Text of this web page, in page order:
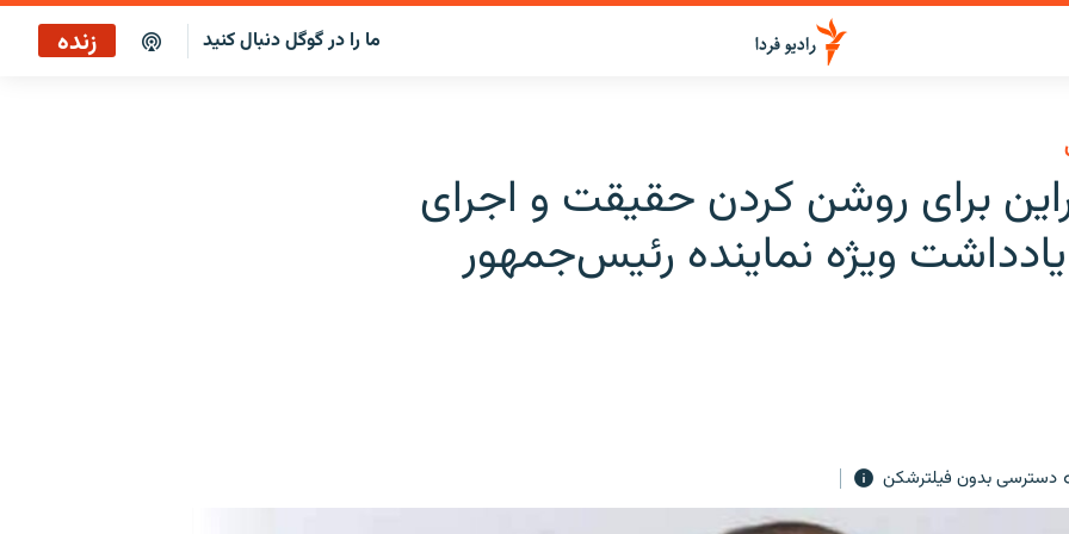
ما را در گوگل دنبال کنید زنده
برای روشن کردن حقیقت و اجرای
ویژه نماینده رئیس‌جمهور
دسترسی بدون فیلترشکن